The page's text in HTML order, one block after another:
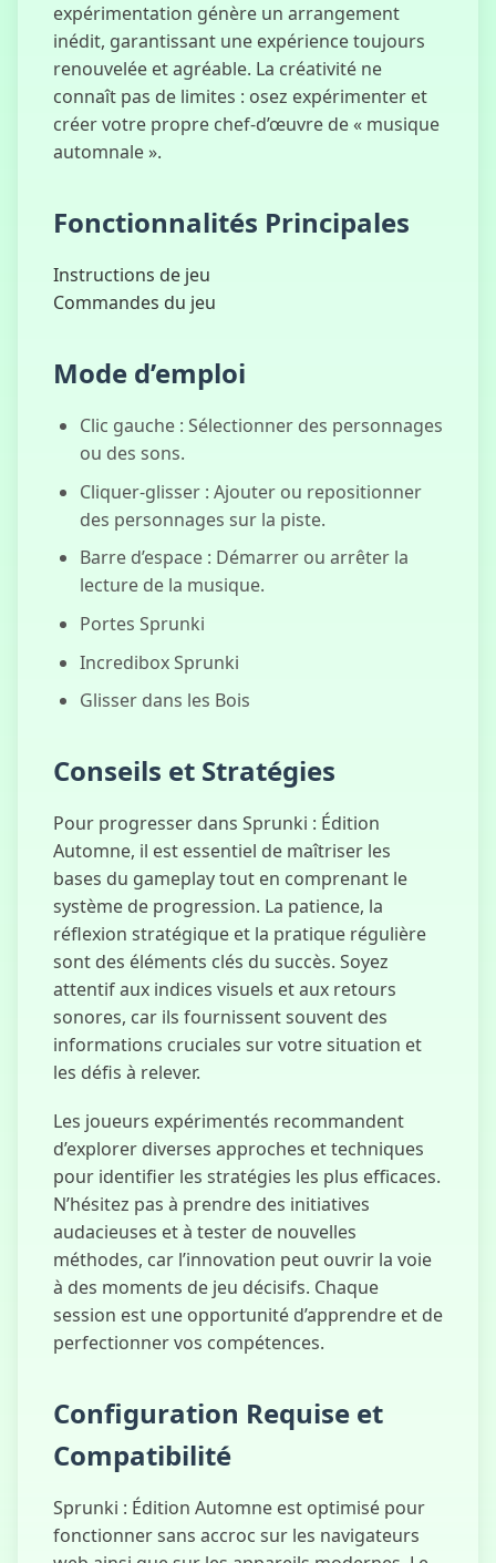
expérimentation génère un arrangement
inédit, garantissant une expérience toujours
renouvelée et agréable. La créativité ne
connaît pas de limites : osez expérimenter et
créer votre propre chef-d’œuvre de « musique
automnale ».
Fonctionnalités Principales
Instructions de jeu
Commandes du jeu
Mode d’emploi
Clic gauche : Sélectionner des personnages
ou des sons.
Cliquer-glisser : Ajouter ou repositionner
des personnages sur la piste.
Barre d’espace : Démarrer ou arrêter la
lecture de la musique.
Portes Sprunki
Incredibox Sprunki
Glisser dans les Bois
Conseils et Stratégies
Pour progresser dans Sprunki : Édition
Automne, il est essentiel de maîtriser les
bases du gameplay tout en comprenant le
système de progression. La patience, la
réflexion stratégique et la pratique régulière
sont des éléments clés du succès. Soyez
attentif aux indices visuels et aux retours
sonores, car ils fournissent souvent des
informations cruciales sur votre situation et
les défis à relever.
Les joueurs expérimentés recommandent
d’explorer diverses approches et techniques
pour identifier les stratégies les plus efficaces.
N’hésitez pas à prendre des initiatives
audacieuses et à tester de nouvelles
méthodes, car l’innovation peut ouvrir la voie
à des moments de jeu décisifs. Chaque
session est une opportunité d’apprendre et de
perfectionner vos compétences.
Configuration Requise et
Compatibilité
Sprunki : Édition Automne est optimisé pour
fonctionner sans accroc sur les navigateurs